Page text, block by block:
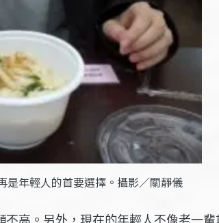
是年輕人的首要選擇。攝影／關靜儀
高。另外，現在的年輕人不像老一